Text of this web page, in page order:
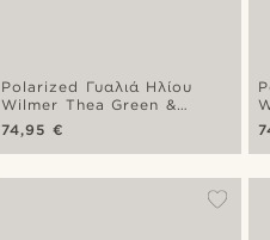
Polarized Γυαλιά Ηλίου
Wilmer Thea Green &
Brown
74,95 €